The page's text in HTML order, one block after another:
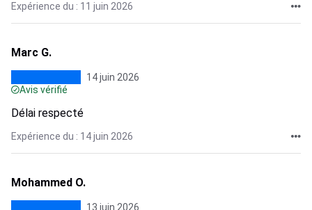
Expérience du : 11 juin 2026
Marc G.
14 juin 2026
Avis vérifié
Délai respecté
Expérience du : 14 juin 2026
Mohammed O.
13 juin 2026